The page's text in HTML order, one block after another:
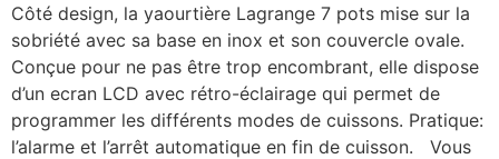
Côté design, la yaourtière Lagrange 7 pots mise sur la
sobriété avec sa base en inox et son couvercle ovale.
Conçue pour ne pas être trop encombrant, elle dispose
d’un ecran LCD avec rétro-éclairage qui permet de
programmer les différents modes de cuissons. Pratique:
l’alarme et l’arrêt automatique en fin de cuisson. Vous